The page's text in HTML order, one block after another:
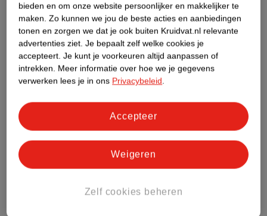
Nature Impact Score
Dit product heeft (nog) geen Nature
Impact Score.
Meer informatie
Bestel & Bezorginformatie
Bekijk ook
bieden en om onze website persoonlijker en makkelijker te
maken. Zo kunnen we jou de beste acties en aanbiedingen
tonen en zorgen we dat je ook buiten Kruidvat.nl relevante
advertenties ziet. Je bepaalt zelf welke cookies je
accepteert. Je kunt je voorkeuren altijd aanpassen of
intrekken. Meer informatie over hoe we je gegevens
verwerken lees je in ons Privacybeleid.
Zelf cookies beheren
Weigeren
Accepteer